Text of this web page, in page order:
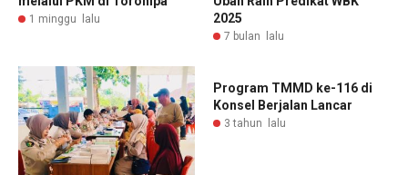
1 minggu lalu
2025
7 bulan lalu
Program TMMD ke-116 di
Konsel Berjalan Lancar
3 tahun lalu